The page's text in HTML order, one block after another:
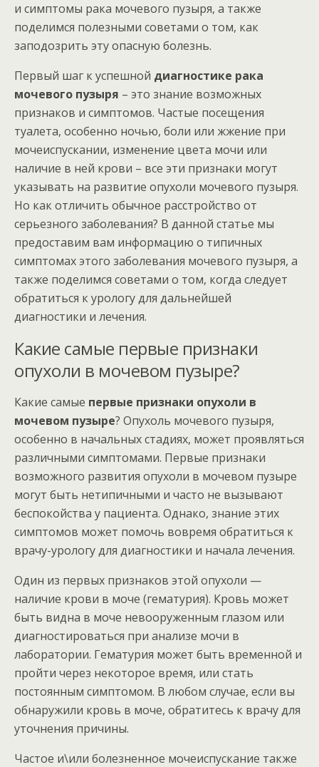
и симптомы рака мочевого пузыря, а также
поделимся полезными советами о том, как
заподозрить эту опасную болезнь.
Первый шаг к успешной диагностике рака
мочевого пузыря – это знание возможных
признаков и симптомов. Частые посещения
туалета, особенно ночью, боли или жжение при
мочеиспускании, изменение цвета мочи или
наличие в ней крови – все эти признаки могут
указывать на развитие опухоли мочевого пузыря.
Но как отличить обычное расстройство от
серьезного заболевания? В данной статье мы
предоставим вам информацию о типичных
симптомах этого заболевания мочевого пузыря, а
также поделимся советами о том, когда следует
обратиться к урологу для дальнейшей
диагностики и лечения.
Какие самые первые признаки
опухоли в мочевом пузыре?
Какие самые первые признаки опухоли в
мочевом пузыре? Опухоль мочевого пузыря,
особенно в начальных стадиях, может проявляться
различными симптомами. Первые признаки
возможного развития опухоли в мочевом пузыре
могут быть нетипичными и часто не вызывают
беспокойства у пациента. Однако, знание этих
симптомов может помочь вовремя обратиться к
врачу-урологу для диагностики и начала лечения.
Один из первых признаков этой опухоли —
наличие крови в моче (гематурия). Кровь может
быть видна в моче невооруженным глазом или
диагностироваться при анализе мочи в
лаборатории. Гематурия может быть временной и
пройти через некоторое время, или стать
постоянным симптомом. В любом случае, если вы
обнаружили кровь в моче, обратитесь к врачу для
уточнения причины.
Частое и\или болезненное мочеиспускание также